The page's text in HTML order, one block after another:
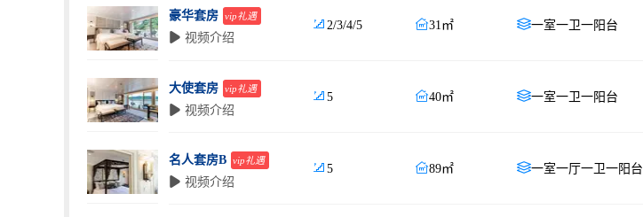
豪华套房 vip礼遇
 视频介绍
 2/3/4/5 31㎡ 一室一卫一阳台
大使套房 vip礼遇
 视频介绍
 5 40㎡ 一室一卫一阳台
名人套房B vip礼遇
 视频介绍
 5 89㎡ 一室一厅一卫一阳台